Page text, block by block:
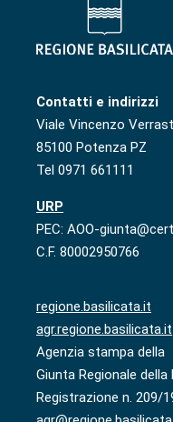
Contatti e indirizzi
Viale Vincenzo
85100 Potenza PZ
Tel 0971 661111
URP
PEC: AOO-
C.F. 80002950766
regione.basilicata.it
agr.regione.basilicata.it
Agenzia stampa della
Giunta Regionale
Registrazione n. 209/